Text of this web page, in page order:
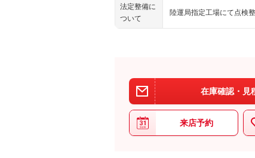
法定整備に
ついて
陸運局指定工場にて点検
在庫確認・見
来店予約